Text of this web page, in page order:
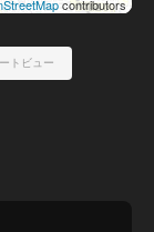
contributors
トビュー